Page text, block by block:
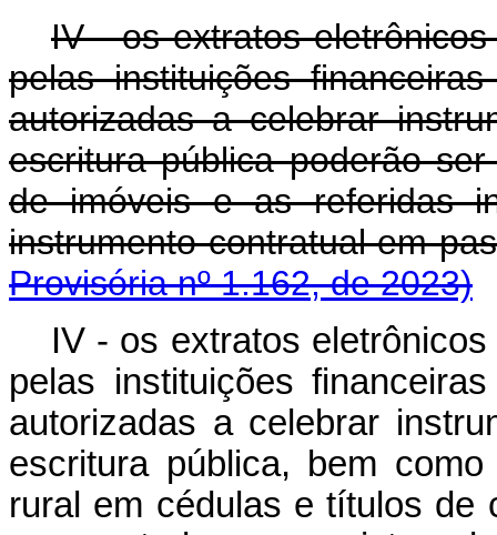
IV - os extratos
pelas instituições
autorizadas a celebrar
escritura pública poderão
de imóveis e as referidas
instrumento contratual em
Provisória nº 1.162, de 2023)
IV - os extratos
pelas instituições
autorizadas a celebrar
escritura pública, bem
rural em cédulas e títulos de